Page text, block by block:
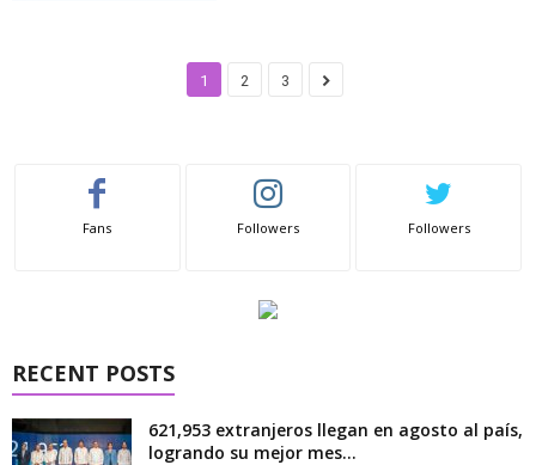
1 2 3
Fans Followers Followers
RECENT POSTS
621,953 extranjeros llegan en agosto al país,
logrando su mejor mes...